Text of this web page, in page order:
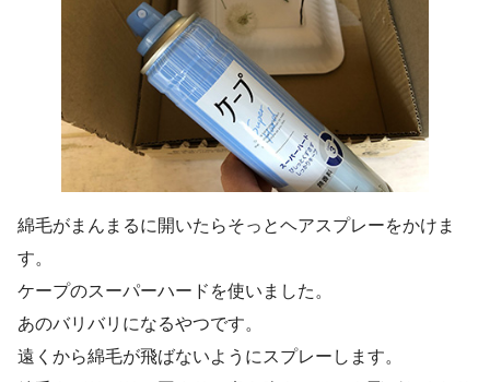
綿毛がまんまるに開いたらそっとヘアスプレーをかけま
す。
ケープのスーパーハードを使いました。
あのバリバリになるやつです。
遠くから綿毛が飛ばないようにスプレーします。